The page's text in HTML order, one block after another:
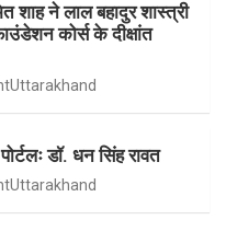
शाह ने लाल बहादुर शास्त्री
कोर्स के दीक्षांत
डॉ. धन सिंह रावत